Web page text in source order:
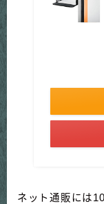
ネット通販には